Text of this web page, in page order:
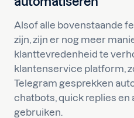
Alsof alle bovenstaande
zijn, zijn er nog meer
klanttevredenheid te
klantenservice platform,
Telegram gesprekken
chatbots, quick replies en
gebruiken.